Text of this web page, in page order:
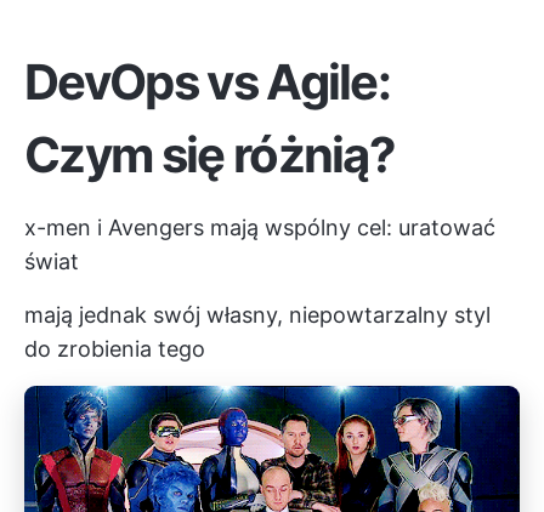
DevOps vs Agile:
Czym się różnią?
x-men i Avengers mają wspólny cel: uratować
świat
mają jednak swój własny, niepowtarzalny styl
do zrobienia tego